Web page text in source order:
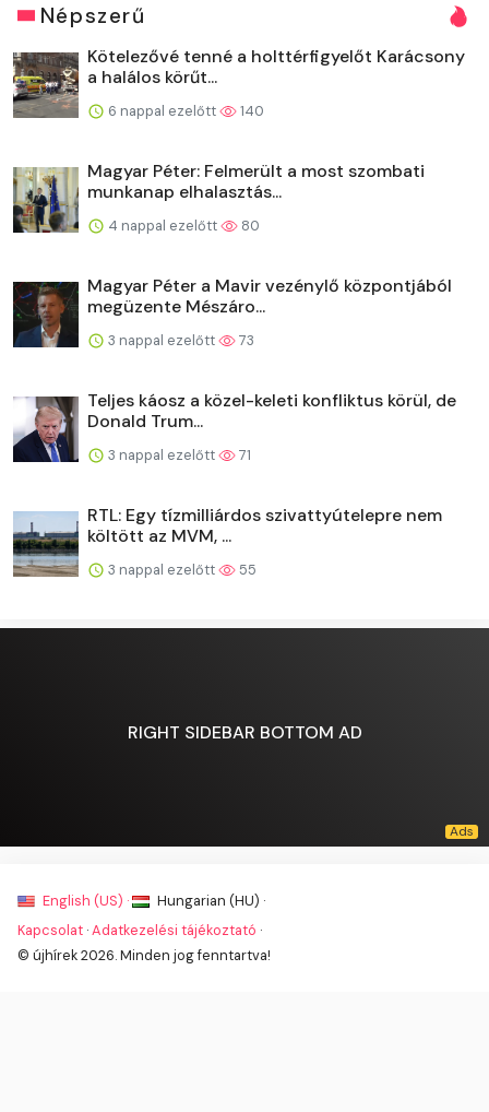
Népszerű
Kötelezővé tenné a holttérfigyelőt Karácsony
a halálos körűt...
6 nappal ezelőtt 140
Magyar Péter: Felmerült a most szombati
munkanap elhalasztás...
4 nappal ezelőtt 80
Magyar Péter a Mavir vezénylő központjából
megüzente Mészáro...
3 nappal ezelőtt 73
Teljes káosz a közel-keleti konfliktus körül, de
Donald Trum...
3 nappal ezelőtt 71
RTL: Egy tízmilliárdos szivattyútelepre nem
költött az MVM, ...
3 nappal ezelőtt 55
RIGHT SIDEBAR BOTTOM AD
English (US) ·
Hungarian (HU) ·
Kapcsolat ·Adatkezelési tájékoztató ·
© újhírek 2026. Minden jog fenntartva!